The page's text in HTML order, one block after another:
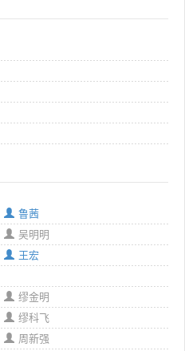
鲁茜
吴明明
王宏
缪金明
缪科飞
周新强